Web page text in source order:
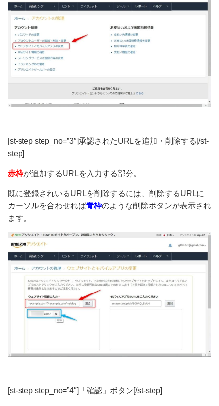
[st-step step_no=”3″]承認されたURLを追加・削除する[/st-
step]
赤枠が追加するURLを入力する部分。
既に登録されいるURLを削除するには、削除するURLに
カーソルを合わせれば青枠のような削除ボタンが表示され
ます。
[st-step step_no=”4″]「確認」ボタン[/st-step]